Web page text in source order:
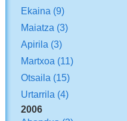
Ekaina (9)
Maiatza (3)
Apirila (3)
Martxoa (11)
Otsaila (15)
Urtarrila (4)
2006